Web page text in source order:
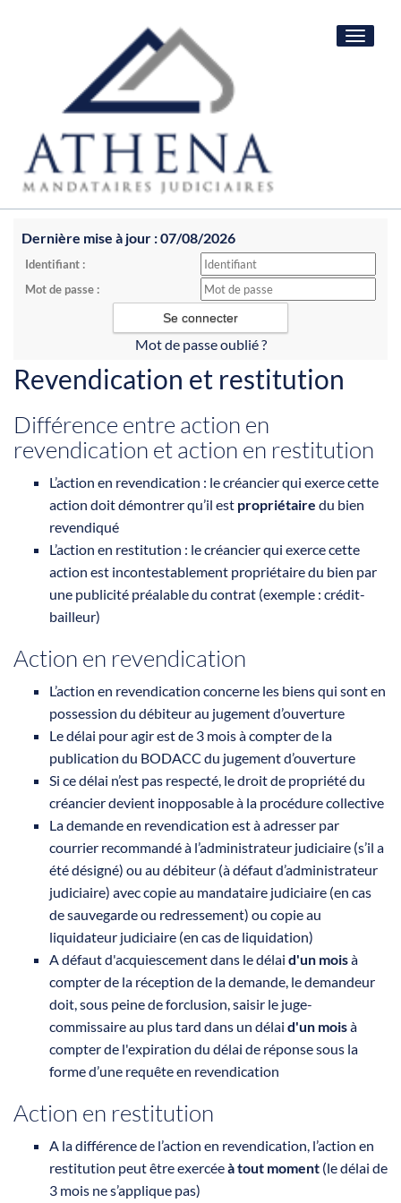
Toggle
Dernière mise à jour : 07/08/2026
Identifiant :
Mot de passe :
Mot de passe oublié ?
Revendication et restitution
Différence entre action en
revendication et action en restitution
L’action en revendication : le créancier qui exerce cette
action doit démontrer qu’il est propriétaire du bien
revendiqué
L’action en restitution : le créancier qui exerce cette
action est incontestablement propriétaire du bien par
une publicité préalable du contrat (exemple : crédit-
bailleur)
Action en revendication
L’action en revendication concerne les biens qui sont en
possession du débiteur au jugement d’ouverture
Le délai pour agir est de 3 mois à compter de la
publication du BODACC du jugement d’ouverture
Si ce délai n’est pas respecté, le droit de propriété du
créancier devient inopposable à la procédure collective
La demande en revendication est à adresser par
courrier recommandé à l’administrateur judiciaire (s’il a
été désigné) ou au débiteur (à défaut d’administrateur
judiciaire) avec copie au mandataire judiciaire (en cas
de sauvegarde ou redressement) ou copie au
liquidateur judiciaire (en cas de liquidation)
A défaut d'acquiescement dans le délai d'un moisà
compter de la réception de la demande, le demandeur
doit, sous peine de forclusion, saisir le juge-
commissaire au plus tard dans un délai d'un moisà
compter de l'expiration du délai de réponse sous la
forme d’une requête en revendication
Action en restitution
A la différence de l’action en revendication, l’action en
restitution peut être exercéeà tout moment (le délai de
3 mois ne s’applique pas)